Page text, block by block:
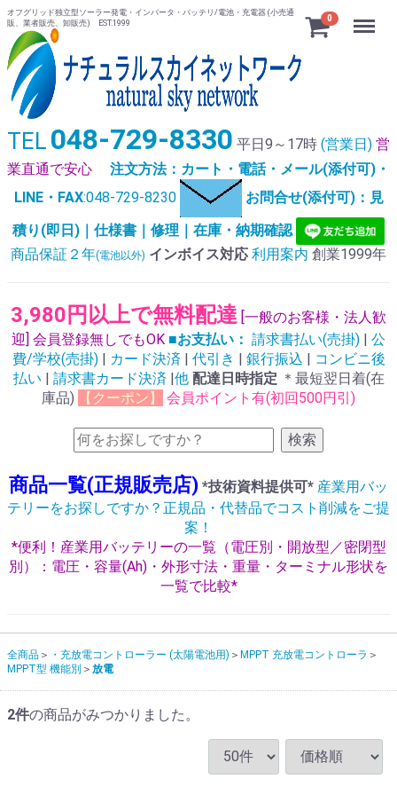
オフグリッド独立型ソーラー発電・インバータ・バッテリ/電池・充電器 (小売通
販、業者販売、卸販売) EST.1999
0 Menu
TEL 048-729-8330 平日9～17時 (営業日) 営
業直通で安心
注文方法：カート・電話・メール(添付可)・
LINE・FAX:048-729-8230
お問合せ(添付可)：見
積り(即日)｜仕様書｜修理｜在庫・納期確認
商品保証２年(電池以外) インボイス対応 利用案内 創業1999年
3,980円以上で無料配達 [一般のお客様・法人歓
迎] 会員登録無しでもOK ■お支払い： 請求書払い(売掛) | 公
費/学校(売掛) | カード決済 | 代引き | 銀行振込 | コンビニ後
払い | 請求書カード決済 |他 配達日時指定 ＊最短翌日着(在
庫品)
【クーポン】 会員ポイント有(初回500円引)
検索
商品一覧(正規販売店) *技術資料提供可* 産業用バッ
テリーをお探しですか？正規品・代替品でコスト削減をご提
案！
*便利！産業用バッテリーの一覧（電圧別・開放型／密閉型
別）：電圧・容量(Ah)・外形寸法・重量・ターミナル形状を
一覧で比較*
全商品 ・充放電コントローラー (太陽電池用)
MPPT 充放電コントローラ
MPPT型 機能別
放電
2件の商品がみつかりました。